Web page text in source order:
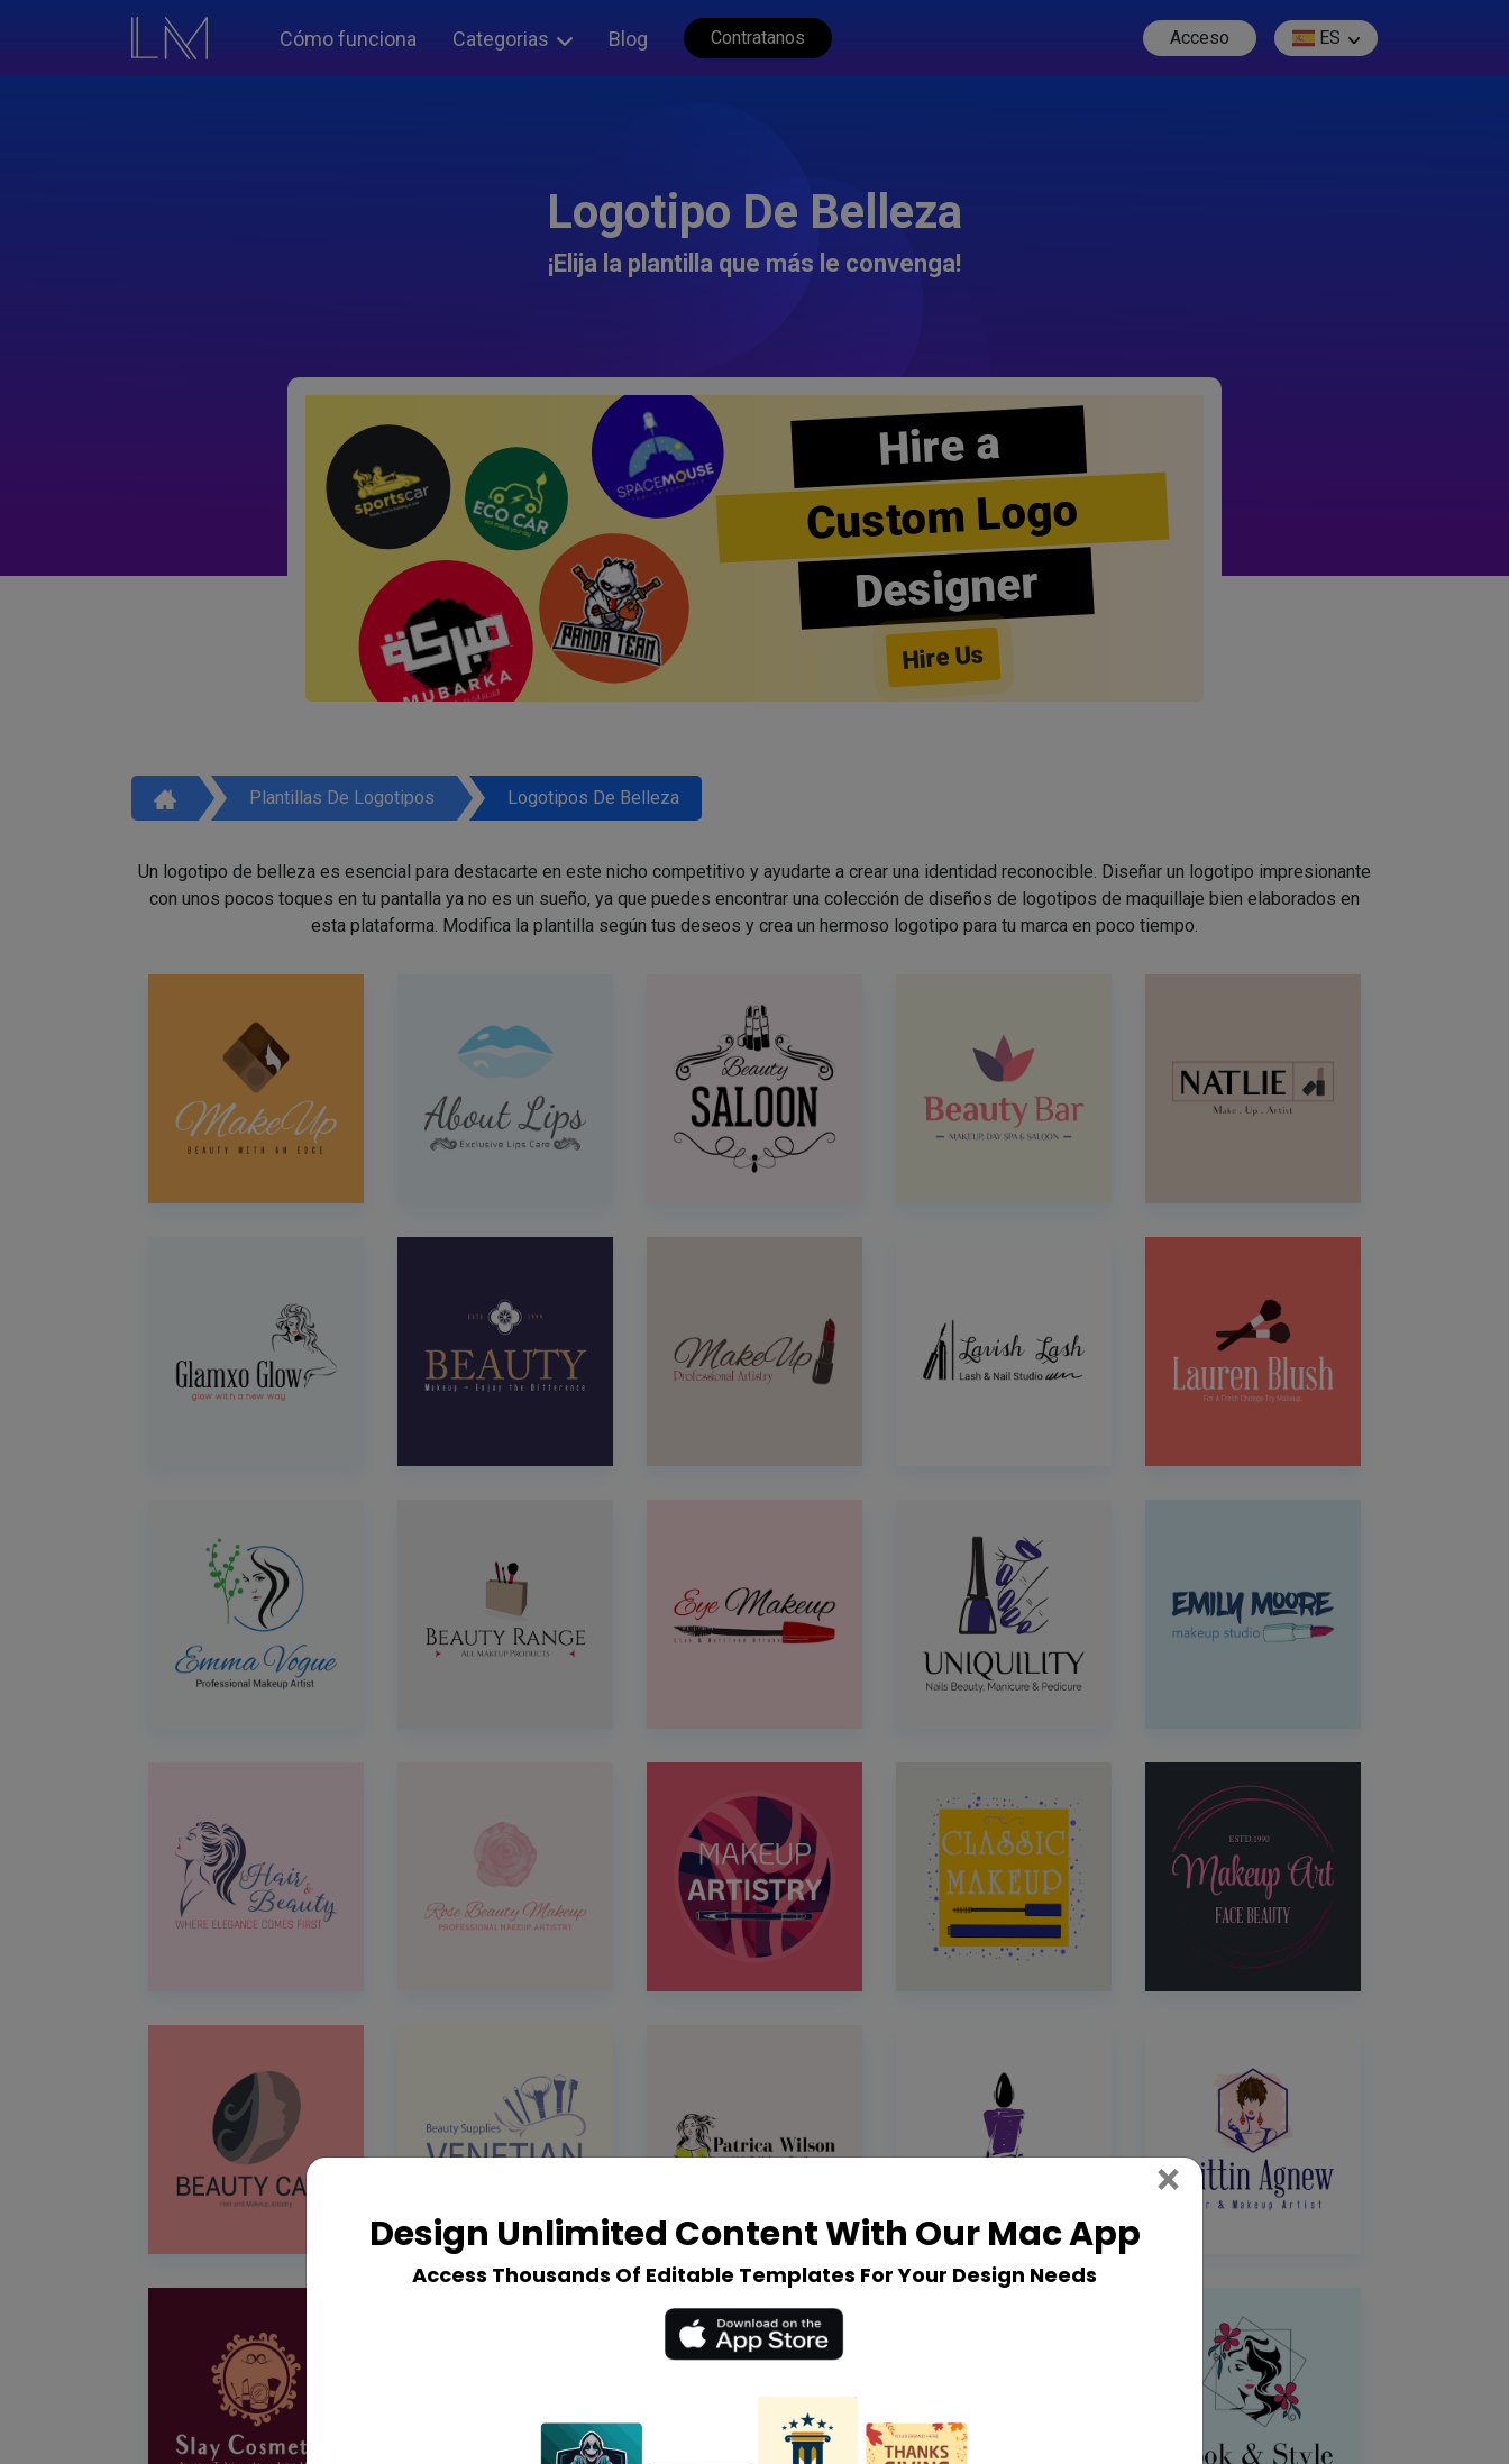
Cómo funciona Categorias Blog Contratanos Acceso ES
Logotipo De Belleza
¡Elija la plantilla que más le convenga!
Hire a
Custom Logo
Designer
Hire Us
Plantillas De Logotipos Logotipos De Belleza
Un logotipo de belleza es esencial para destacarte en este nicho competitivo y ayudarte a crear una identidad reconocible. Diseñar un logotipo impresionante
con unos pocos toques en tu pantalla ya no es un sueño, ya que puedes encontrar una colección de diseños de logotipos de maquillaje bien elaborados en
esta plataforma. Modifica la plantilla según tus deseos y crea un hermoso logotipo para tu marca en poco tiempo.
Design Unlimited Content With Our Mac App
Access Thousands Of Editable Templates For Your Design Needs
× Close